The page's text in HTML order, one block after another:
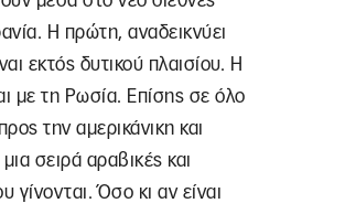
Η πρώτη, αναδεικνύει
εκτός δυτικού πλαισίου. Η
με τη Ρωσία. Επίσης σε όλο
την αμερικάνικη και
σειρά αραβικές και
γίνονται. Όσο κι αν είναι